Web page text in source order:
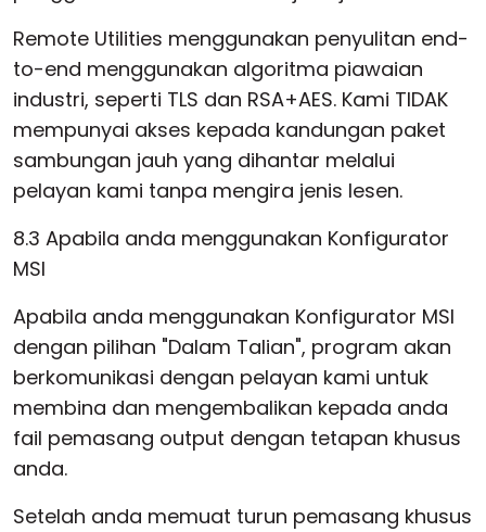
Remote Utilities menggunakan penyulitan end-
to-end menggunakan algoritma piawaian
industri, seperti TLS dan RSA+AES. Kami TIDAK
mempunyai akses kepada kandungan paket
sambungan jauh yang dihantar melalui
pelayan kami tanpa mengira jenis lesen.
8.3 Apabila anda menggunakan Konfigurator
MSI
Apabila anda menggunakan Konfigurator MSI
dengan pilihan "Dalam Talian", program akan
berkomunikasi dengan pelayan kami untuk
membina dan mengembalikan kepada anda
fail pemasang output dengan tetapan khusus
anda.
Setelah anda memuat turun pemasang khusus